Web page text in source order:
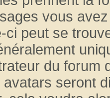
vous
ci peut se
du forum
seront